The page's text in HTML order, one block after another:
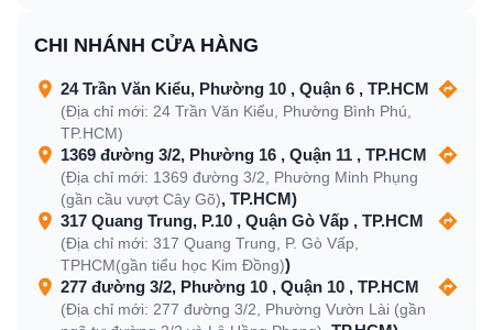
CHI NHÁNH CỬA HÀNG
24 Trần Văn Kiểu, Phường 10 , Quận 6 , TP.HCM
(Địa chỉ mới: 24 Trần Văn Kiểu, Phường Bình Phú,
TP.HCM)
1369 đường 3/2, Phường 16 , Quận 11 , TP.HCM
(Địa chỉ mới: 1369 đường 3/2, Phường Minh Phụng
(gần cầu vượt Cây Gõ), TP.HCM)
317 Quang Trung, P.10 , Quận Gò Vấp , TP.HCM
(Địa chỉ mới: 317 Quang Trung, P. Gò Vấp,
TPHCM(gần tiểu học Kim Đồng))
277 đường 3/2, Phường 10 , Quận 10 , TP.HCM
(Địa chỉ mới: 277 đường 3/2, Phường Vườn Lài (gần